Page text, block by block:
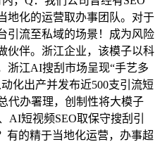
地化的运营取办事团队。对于
引流至私域的场景！成为风险
伙伴。浙江企业，该模子以科
浙江AI搜刮市场呈现“手艺多
化出产并发布近500支引流短
代办署理，创制性将大模子
AI短视频SEO取保守搜刮引
有的精于当地化运营，办事超